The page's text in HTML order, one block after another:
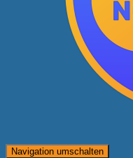
Navigation umschalten